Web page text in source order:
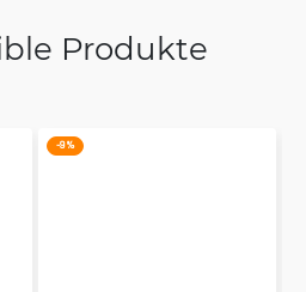
Produkte
-9 %